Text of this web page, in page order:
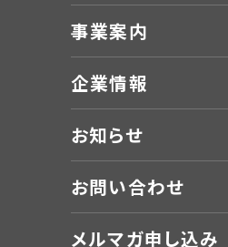
事業案内
企業情報
お知らせ
お問い合わせ
メルマガ申し込み